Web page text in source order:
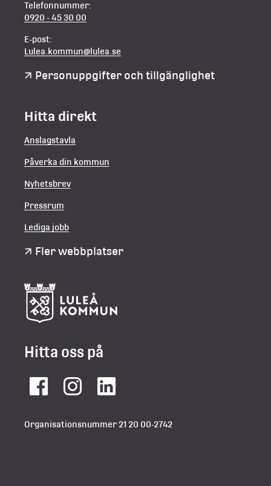
Telefonnummer:
0920 - 45 30 00
E-post:
Lulea.kommun@lulea.se
Personuppgifter och tillgänglighet
Hitta direkt
Anslagstavla
Påverka din kommun
Nyhetsbrev
Pressrum
Lediga jobb
Fler webbplatser
Hitta oss på
FacebookInstagramLinkedIn
Organisationsnummer 21 20 00-2742